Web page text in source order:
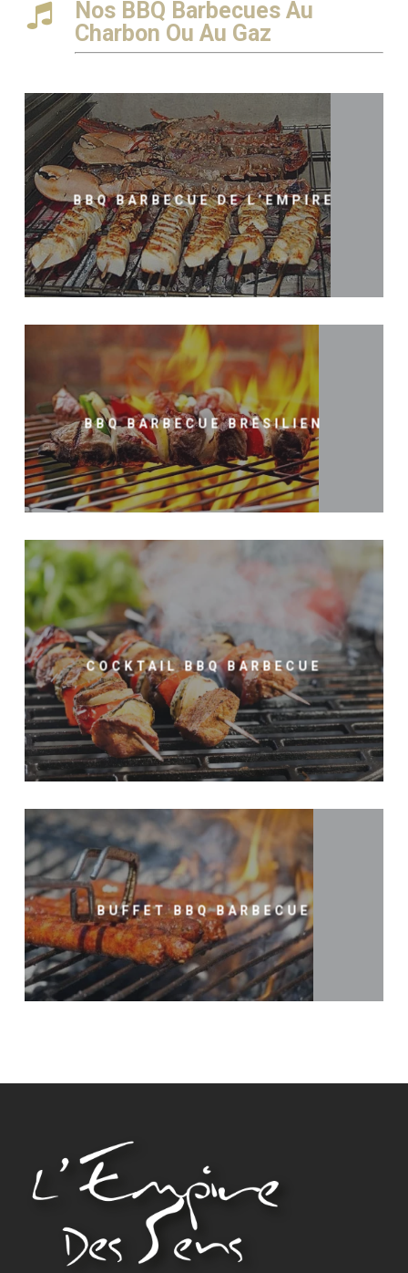
Nos BBQ Barbecues Au
Charbon Ou Au Gaz
BBQ BARBECUE DE L’EMPIRE
BBQ BARBECUE BRÉSILIEN
COCKTAIL BBQ BARBECUE
BUFFET BBQ BARBECUE